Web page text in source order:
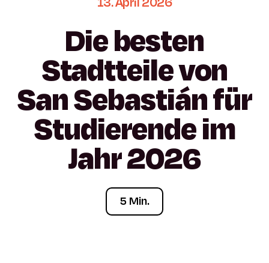
Diebesten
Stadtteilevon
SanSebastiánfür
Studierendeim
Jahr2026
5 Min.